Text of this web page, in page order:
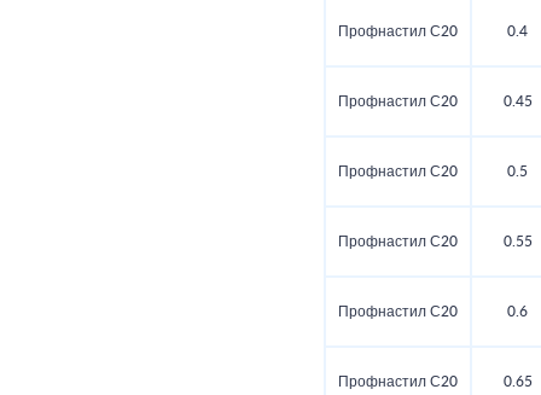
Профнастил С20 0.4
Профнастил С20 0.45
Профнастил С20 0.5
Профнастил С20 0.55
Профнастил С20 0.6
Профнастил С20 0.65